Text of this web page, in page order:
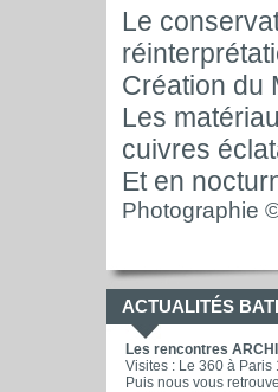
Le
Création du
Les
cuivres
Et en
Photographie
ACTUALITÉS
Les rencontres
Visites : Le 360 à Paris
Puis nous vous